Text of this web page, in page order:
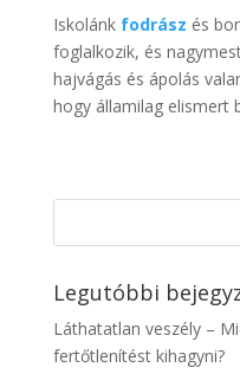
Iskolánk fodrász és
foglalkozik, és
hajvágás és ápolás
hogy államilag elismert
Legutóbbi
Láthatatlan veszély –
fertőtlenítést kihagyni?